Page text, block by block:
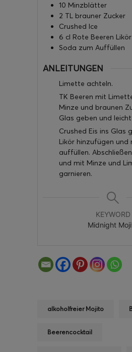
10 Minzblätter
2 TL brauner Zucker
Crushed Ice
6 cl Rote Beeren Likör
Soda zum Auffüllen
ANLEITUNGEN
Limette achteln.
TK Beeren mit
Minze und braunen
Glas geben und
Crushed Eis ins Glas
Likör hinzufügen und
auffüllen.
und mit Minze und
garnieren.
KEYWORD
Midnight
alkoholfreier Mojito
Beerencocktail